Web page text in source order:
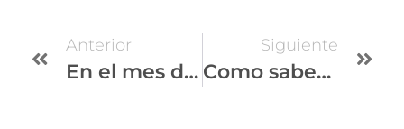
Anterior
En el mes de la mujer queremos consentirte
Siguiente
Como saber si mi piel sufre o es de tendencia atópica